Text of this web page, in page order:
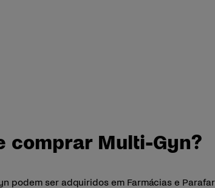
comprar Multi-Gyn?
podem ser adquiridos em Farmácias e